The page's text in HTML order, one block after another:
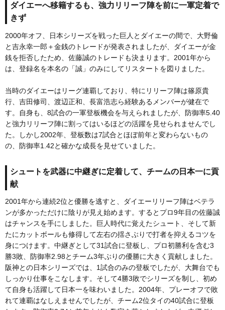
ダイエーへ移籍するも、強力リリーフ陣を前に一軍定着で
きず
2000年オフ、日本シリーズを戦った巨人とダイエーの間で、大野倫
と吉永幸一郎＋金銭のトレードが発表されましたが、ダイエーが金
銭を拒否したため、佐藤誠のトレードも決まります。2001年から
は、登録名を本名の「誠」のみにしてリスタートを図りました。
当時のダイエーはリーグ連覇しており、特にリリーフ陣は篠原貴
行、吉田修司、渡辺正和、長富浩志ら経験あるメンバーが健在で
す。自身も、8試合の一軍登板機会を与えられましたが、防御率5.40
と強力リリーフ陣に割ってはいるほどの活躍を見せられませんでし
た。しかし2002年、登板数は7試合とほぼ前年と変わらないもの
の、防御率1.42と確かな成長を見せていました。
シュートを武器に中継ぎに定着して、チームの日本一に貢
献
2001年から連続2位と優勝を逃すと、ダイエーリリーフ陣はベテラ
ンが多かっただけに陰りが見え始めます。するとプロ9年目の佐藤誠
はチャンスを手にしました。巨人時代に覚えたシュート、そして新
たにカットボールも修得して左右の揺さぶりで打者を抑えるコツを
身につけます。中継ぎとして31試合に登板し、プロ初勝利を含む3
勝3敗、防御率2.98とチーム3年ぶりの優勝に大きく貢献しました。
阪神との日本シリーズでは、1試合のみの登板でしたが、大舞台でも
しっかり仕事をこなします。そして4勝3敗でシリーズを制し、初め
て自身も活躍して日本一を味わいました。2004年、プレーオフで敗
れて連覇はなしえませんでしたが、チーム2位タイの40試合に登板